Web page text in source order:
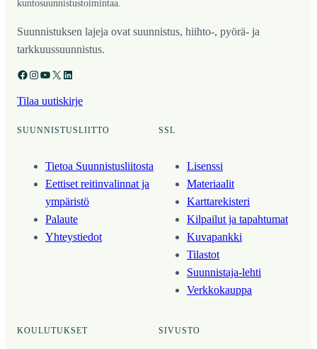
kuntosuunnistustoimintaa.
Suunnistuksen lajeja ovat suunnistus, hiihto-, pyörä- ja
tarkkuussuunnistus.
Facebook Instagram YouTube X LinkedIn
Tilaa uutiskirje
SUUNNISTUSLIITTO
Tietoa Suunnistusliitosta
Eettiset reitinvalinnat ja
ympäristö
Palaute
Yhteystiedot
SSL
Lisenssi
Materiaalit
Karttarekisteri
Kilpailut ja tapahtumat
Kuvapankki
Tilastot
Suunnistaja-lehti
Verkkokauppa
KOULUTUKSET SIVUSTO